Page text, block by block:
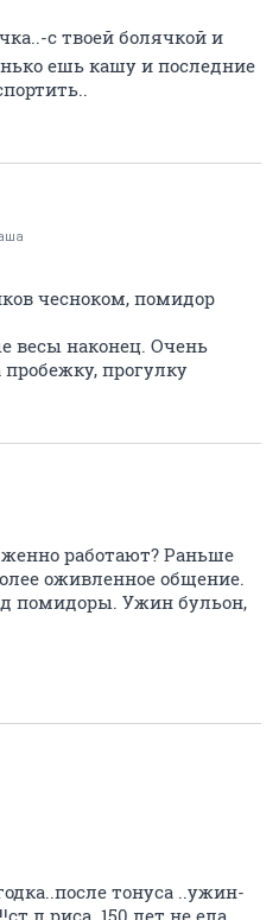
с твоей болячкой и
ешь кашу и последние
чесноком, помидор
весы наконец. Очень
прогулку
работают? Раньше
оживленное общение.
помидоры. Ужин бульон,
тонуса ..ужин-
л риса..150 лет не ела,